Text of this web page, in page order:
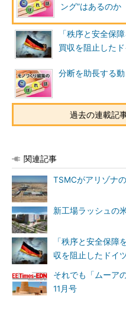
ング”はあるのか
「秩序と安全保
買収を阻止した
分断を助長する
過去の連載記
関連記事
TSMCがアリゾナ
新工場ラッシュの
「秩序と安全保障
収を阻止したドイ
それでも「ムーア
11月号